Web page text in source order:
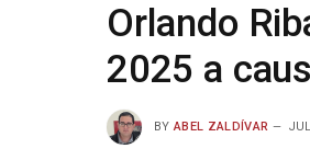
Orlando
2025 a
BY ABEL ZALDÍVAR